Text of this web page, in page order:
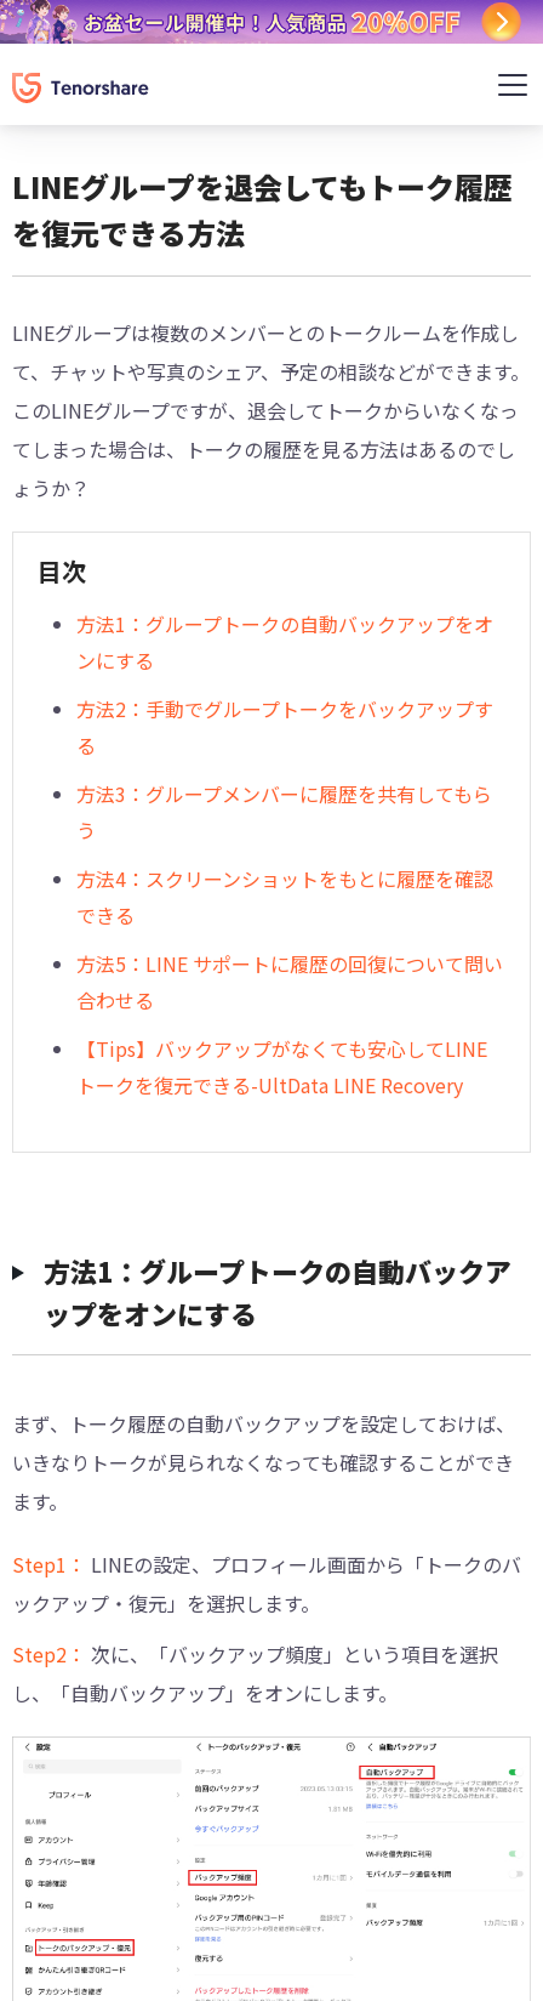
LINEグループを退会してもトーク履歴
を復元できる方法
LINEグループは複数のメンバーとのトークルームを作成し
て、チャットや写真のシェア、予定の相談などができます。
このLINEグループですが、退会してトークからいなくなっ
てしまった場合は、トークの履歴を見る方法はあるのでし
ょうか？
目次
方法1：グループトークの自動バックアップをオ
ンにする
方法2：手動でグループトークをバックアップす
る
方法3：グループメンバーに履歴を共有してもら
う
方法4：スクリーンショットをもとに履歴を確認
できる
方法5：LINE サポートに履歴の回復について問い
合わせる
【Tips】バックアップがなくても安心してLINE
トークを復元できる-UltData LINE Recovery
方法1：グループトークの自動バックア
ップをオンにする
まず、トーク履歴の自動バックアップを設定しておけば、
いきなりトークが見られなくなっても確認することができ
ます。
Step1： LINEの設定、プロフィール画面から「トークのバ
ックアップ・復元」を選択します。
Step2： 次に、「バックアップ頻度」という項目を選択
し、「自動バックアップ」をオンにします。